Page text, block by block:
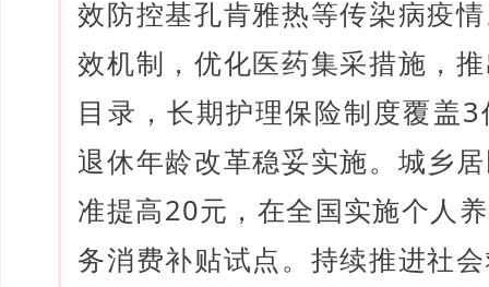
效防控基孔肯雅热等传染病疫
效机制，优化医药集采措施，
目录，长期护理保险制度覆盖
退休年龄改革稳妥实施。城乡
准提高20元，在全国实施个人
务消费补贴试点。持续推进社